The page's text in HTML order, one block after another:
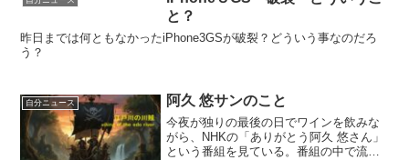
と？
昨日までは何ともなかったiPhone3GSが破裂？どういう事なのだろ
う？
自分ニュース 阿久 悠サンのこと
今夜が独りの最後の日でワインを飲みな
がら、NHKの「ありがとう阿久 悠さん」
という番組を見ている。番組の中で流れ